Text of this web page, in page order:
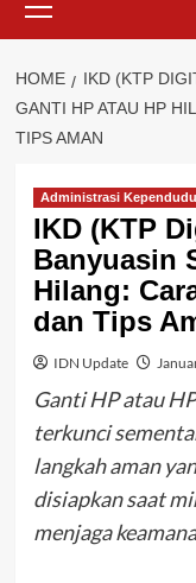
Menu
HOME
IKD (KTP
GANTI HP ATAU HP
TIPS AMAN
Administrasi
IKD (KTP
Banyuasin
Hilang:
dan Tips
IDN Update
Ganti HP atau
terkunci
langkah aman
disiapkan saat
menjaga